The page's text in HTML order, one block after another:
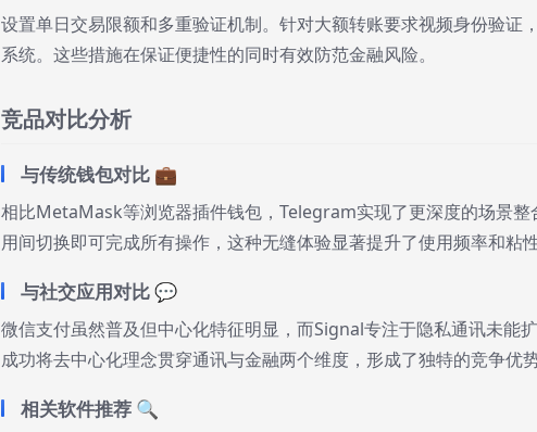
设置单日交易限额和多重验证机制。针对大额转账要求视频身份验证
系统。这些措施在保证便捷性的同时有效防范金融风险。
竞品对比分析
与传统钱包对比 💼
相比MetaMask等浏览器插件钱包，Telegram实现了更深度的场景整
用间切换即可完成所有操作，这种无缝体验显著提升了使用频率和粘性
与社交应用对比 💬
微信支付虽然普及但中心化特征明显，而Signal专注于隐私通讯未能扩
成功将去中心化理念贯穿通讯与金融两个维度，形成了独特的竞争优势
相关软件推荐 🔍